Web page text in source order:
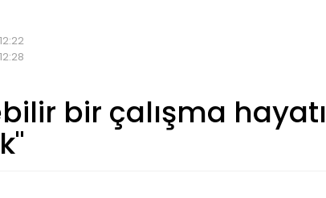
bir çalışma hayatı